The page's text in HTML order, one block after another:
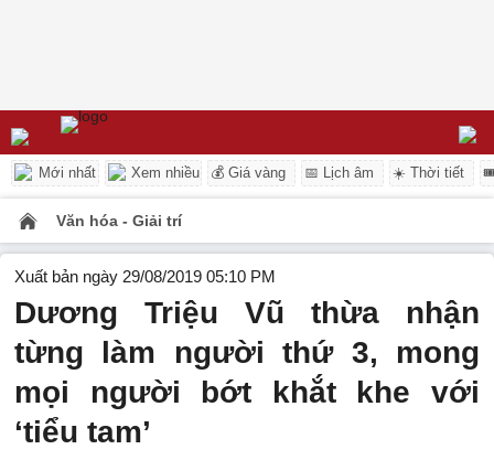
Mới nhất Xem nhiều 💰 Giá vàng 📅 Lịch âm ☀️ Thời tiết
Văn hóa - Giải trí
Xuất bản ngày 29/08/2019 05:10 PM
Dương Triệu Vũ thừa nhận
từng làm người thứ 3, mong
mọi người bớt khắt khe với
‘tiểu tam’